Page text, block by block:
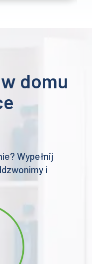
domu
Wypełnij
i